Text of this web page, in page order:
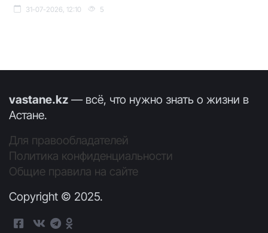
31-07-2026, 12:10 5
vastane.kz — всё, что нужно знать о жизни в
Астане.
Для правообладателей
Политика конфиденциальности
Общие правила на сайте
Copyright © 2025.